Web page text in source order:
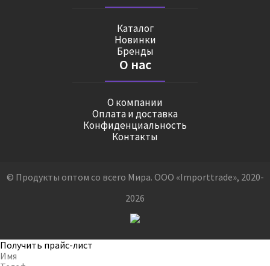
Каталог
Новинки
Бренды
О нас
О компании
Оплата и доставка
Конфиденциальность
Контакты
© Продукты оптом со всего Мира. ООО «Importtrade», 2020-
2026
Получить прайс-лист